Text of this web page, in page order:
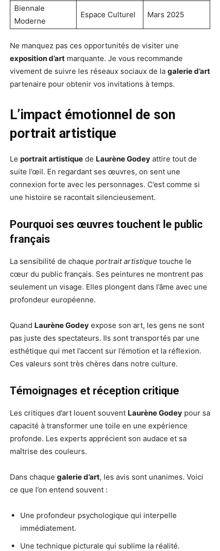
Biennale
Moderne
Espace Culturel Mars 2025
Ne manquez pas ces opportunités de visiter une
exposition d’art marquante. Je vous recommande
vivement de suivre les réseaux sociaux de la galerie d’art
partenaire pour obtenir vos invitations à temps.
L’impact émotionnel de son
portrait artistique
Le portrait artistique de Laurène Godey attire tout de
suite l’œil. En regardant ses œuvres, on sent une
connexion forte avec les personnages. C’est comme si
une histoire se racontait silencieusement.
Pourquoi ses œuvres touchent le public
français
La sensibilité de chaque portrait artistique touche le
cœur du public français. Ses peintures ne montrent pas
seulement un visage. Elles plongent dans l’âme avec une
profondeur européenne.
Quand Laurène Godey expose son art, les gens ne sont
pas juste des spectateurs. Ils sont transportés par une
esthétique qui met l’accent sur l’émotion et la réflexion.
Ces valeurs sont très chères dans notre culture.
Témoignages et réception critique
Les critiques d’art louent souvent Laurène Godey pour sa
capacité à transformer une toile en une expérience
profonde. Les experts apprécient son audace et sa
maîtrise des couleurs.
Dans chaque galerie d’art, les avis sont unanimes. Voici
ce que l’on entend souvent :
Une profondeur psychologique qui interpelle
immédiatement.
Une technique picturale qui sublime la réalité.